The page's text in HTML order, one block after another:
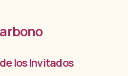
los Invitados